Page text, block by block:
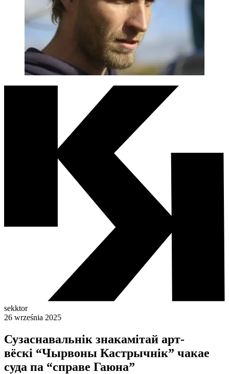
sekktor
26 września 2025
Сузаснавальнік знакамітай арт-
вёскі “Чырвоны Кастрычнік” чакае
суда па “справе Гаюна”